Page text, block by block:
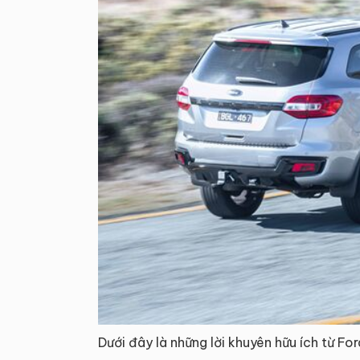
Dưới đây là những lời khuyên hữu ích từ